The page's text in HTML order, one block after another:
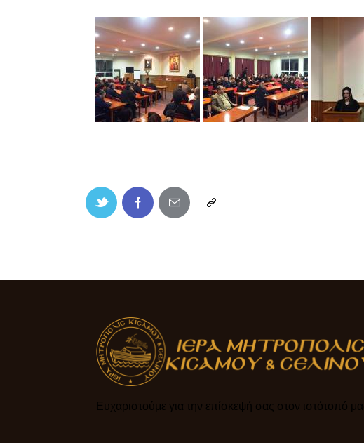
Ευχαριστούμε για την επίσκεψή σας στον ιστότοπό